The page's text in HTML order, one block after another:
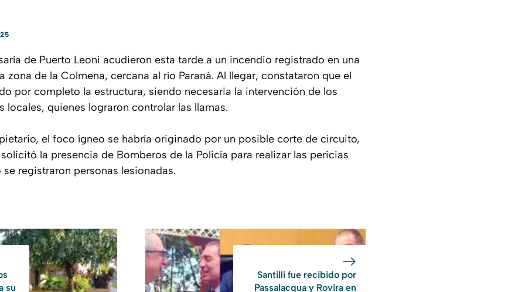
de Puerto Leoni acudieron esta tarde a un incendio registrado en una
zona de la Colmena, cercana al río Paraná. Al llegar, constataron que el
por completo la estructura, siendo necesaria la intervención de los
locales, quienes lograron controlar las llamas.
el foco ígneo se habría originado por un posible corte de circuito,
la presencia de Bomberos de la Policía para realizar las pericias
registraron personas lesionadas.
su
Santilli fue recibido por
Passalacqua y Rovira en